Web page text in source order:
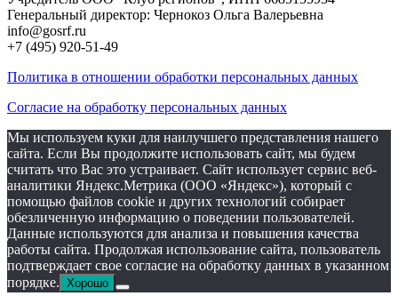
Генеральный директор: Чернокоз Ольга Валерьевна
info@gosrf.ru
+7 (495) 920-51-49
Политика в отношении обработки персональных данных
Согласие на обработку персональных данных
Мы используем куки для наилучшего представления нашего
сайта. Если Вы продолжите использовать сайт, мы будем
считать что Вас это устраивает. Сайт использует сервис веб-
аналитики Яндекс.Метрика (ООО «Яндекс»), который с
помощью файлов cookie и других технологий собирает
обезличенную информацию о поведении пользователей.
Данные используются для анализа и повышения качества
работы сайта. Продолжая использование сайта, пользователь
подтверждает свое согласие на обработку данных в указанном
порядке. Хорошо